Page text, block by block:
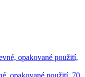
opakované použití, 70